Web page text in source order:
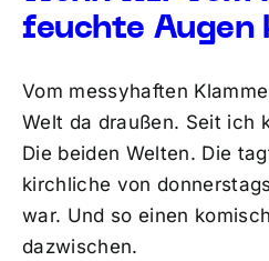
feuchte Augen
Vom messyhaften
Welt da draußen. Seit ich
Die beiden Welten. Die
kirchliche von
war. Und so einen
dazwischen.